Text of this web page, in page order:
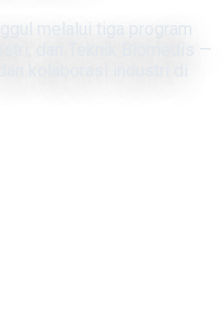
melalui tiga program
dan Teknik Biomedis —